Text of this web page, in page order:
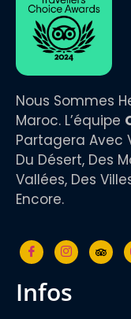
Nous Sommes Heureux De Vous Accueillir Au
Maroc. L’équipe
Partagera Avec
Du Désert, Des
Vallées, Des
Encore.
infos